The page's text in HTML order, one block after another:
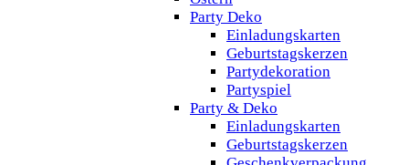
Party Deko
Einladungskarten
Geburtstagskerzen
Partydekoration
Partyspiel
Party & Deko
Einladungskarten
Geburtstagskerzen